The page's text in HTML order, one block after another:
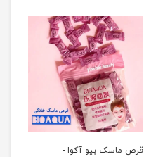
قرص ماسک بیو آکوا -